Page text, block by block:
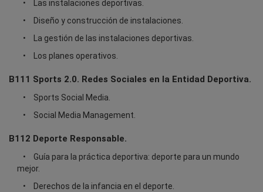
Las instalaciones deportivas.
Diseño y construcción de instalaciones.
La gestión de las instalaciones deportivas.
Los planes operativos.
B111 Sports 2.0. Redes Sociales en la Entidad Deportiva.
Sports Social Media.
Social Media Management.
B112 Deporte Responsable.
Guía para la práctica deportiva: deporte para un mundo
mejor.
Derechos de la infancia en el deporte.